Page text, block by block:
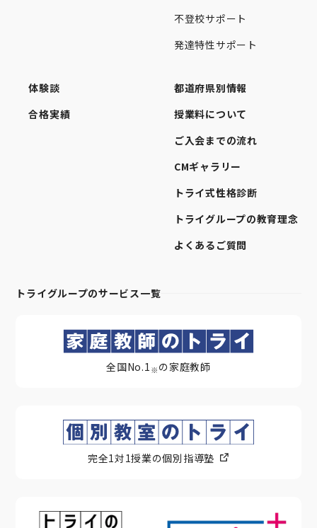
不登校サポート
発達特性サポート
体験談
合格実績
都道府県別情報
授業料について
ご入会までの流れ
CMギャラリー
トライ式性格診断
トライグループの教育理念
よくあるご質問
トライグループのサービス一覧
全国No.1 ※ の家庭教師
完全1対1授業の個別指導塾